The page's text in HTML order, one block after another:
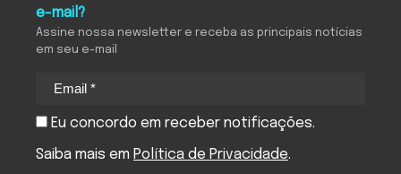
e-mail?
Assine nossa newsletter e receba as principais notícias
em seu e-mail
Eu concordo em receber notificações.
Saiba mais em Política de Privacidade.